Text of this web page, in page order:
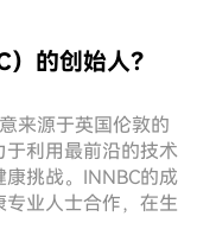
的创始人？
来源于英国伦敦的
利用最前沿的技术
挑战。INNBC的成
业人士合作，在生